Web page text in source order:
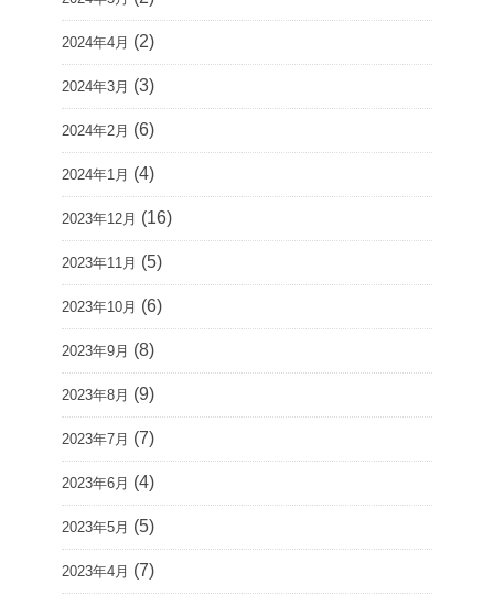
2024年4月 (2)
2024年3月 (3)
2024年2月 (6)
2024年1月 (4)
2023年12月 (16)
2023年11月 (5)
2023年10月 (6)
2023年9月 (8)
2023年8月 (9)
2023年7月 (7)
2023年6月 (4)
2023年5月 (5)
2023年4月 (7)